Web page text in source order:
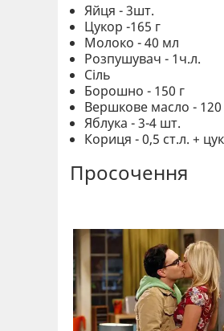
Яйця - 3шт.
Цукор -165 г
Молоко - 40 мл
Розпушувач - 1ч.л.
Сіль
Борошно - 150 г
Вершкове масло - 120
Яблука - 3-4 шт.
Кориця - 0,5 ст.л. +
Просочення